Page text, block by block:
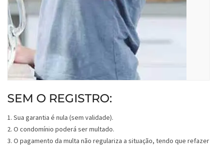
SEM O REGISTRO:
1. Sua garantia é nula (sem validade).
2. O condomínio poderá ser multado.
3. O pagamento da multa não regulariza a situação, tendo que refazer